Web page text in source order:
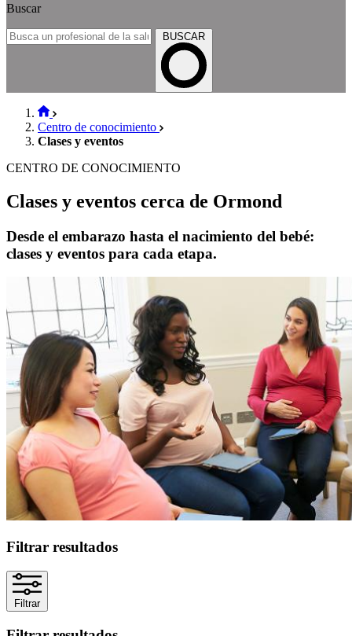
Buscar
BUSCAR
Centro de conocimiento
Clases y eventos
CENTRO DE CONOCIMIENTO
Clases y eventos cerca de Ormond
Desde el embarazo hasta el nacimiento del bebé:
clases y eventos para cada etapa.
Filtrar resultados
Filtrar